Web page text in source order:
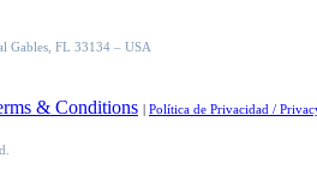
Gables, FL 33134 – USA
& Conditions | Política de Privacidad /